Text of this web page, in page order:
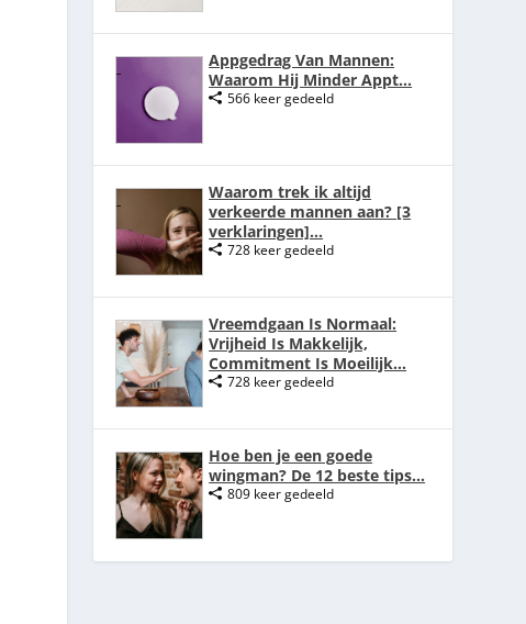
Appgedrag Van Mannen:
Waarom Hij Minder Appt...
566 keer gedeeld
Waarom trek ik altijd
verkeerde mannen aan? [3
verklaringen]...
728 keer gedeeld
Vreemdgaan Is Normaal:
Vrijheid Is Makkelijk,
Commitment Is Moeilijk...
728 keer gedeeld
Hoe ben je een goede
wingman? De 12 beste tips...
809 keer gedeeld